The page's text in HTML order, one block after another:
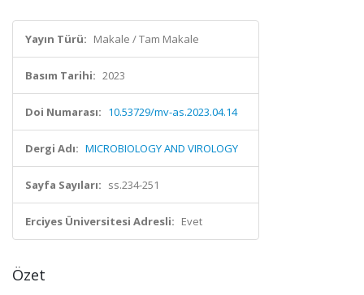
Yayın Türü: Makale / Tam Makale
Basım Tarihi: 2023
Doi Numarası: 10.53729/mv-as.2023.04.14
Dergi Adı: MICROBIOLOGY AND VIROLOGY
Sayfa Sayıları: ss.234-251
Erciyes Üniversitesi Adresli: Evet
Özet